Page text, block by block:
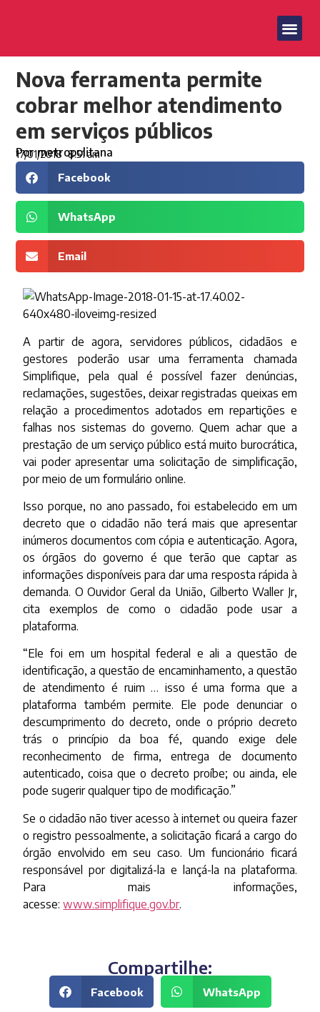
Nova ferramenta permite
cobrar melhor atendimento
em serviços públicos
Pormetropolitana
17/01/2018 8:51 am
Facebook
WhatsApp
Email
A partir de agora, servidores públicos, cidadãos e
gestores poderão usar uma ferramenta chamada
Simplifique, pela qual é possível fazer denúncias,
reclamações, sugestões, deixar registradas queixas em
relação a procedimentos adotados em repartições e
falhas nos sistemas do governo. Quem achar que a
prestação de um serviço público está muito burocrática,
vai poder apresentar uma solicitação de simplificação,
por meio de um formulário online.
Isso porque, no ano passado, foi estabelecido em um
decreto que o cidadão não terá mais que apresentar
inúmeros documentos com cópia e autenticação. Agora,
os órgãos do governo é que terão que captar as
informações disponíveis para dar uma resposta rápida à
demanda. O Ouvidor Geral da União, Gilberto Waller Jr,
cita exemplos de como o cidadão pode usar a
plataforma.
“Ele foi em um hospital federal e ali a questão de
identificação, a questão de encaminhamento, a questão
de atendimento é ruim … isso é uma forma que a
plataforma também permite. Ele pode denunciar o
descumprimento do decreto, onde o próprio decreto
trás o princípio da boa fé, quando exige dele
reconhecimento de firma, entrega de documento
autenticado, coisa que o decreto proíbe; ou ainda, ele
pode sugerir qualquer tipo de modificação.”
Se o cidadão não tiver acesso à internet ou queira fazer
o registro pessoalmente, a solicitação ficará a cargo do
órgão envolvido em seu caso. Um funcionário ficará
responsável por digitalizá-la e lançá-la na plataforma.
Para mais informações,
acesse:www.simplifique.gov.br.
Compartilhe:
Facebook WhatsApp